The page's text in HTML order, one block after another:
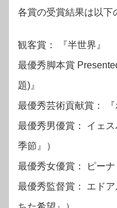
各賞の受賞結果は以下
観客賞： 『半世界』
最優秀脚本賞
題)』
最優秀芸術貢献賞： 『
最優秀男優賞： イェ
季節』）
最優秀女優賞： ピー
最優秀監督賞： エド